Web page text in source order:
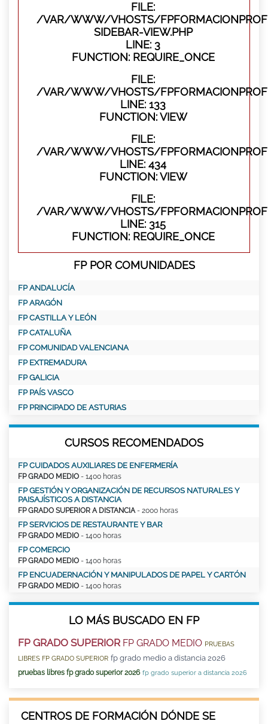
FILE:
/VAR/WWW/VHOSTS/
SIDEBAR-VIEW.PHP
LINE: 3
FUNCTION: REQUIRE_ONCE
FILE:
/VAR/WWW/VHOSTS/
LINE: 133
FUNCTION: VIEW
FILE:
/VAR/WWW/VHOSTS/
LINE: 434
FUNCTION: VIEW
FILE:
/VAR/WWW/VHOSTS/
LINE: 315
FUNCTION: REQUIRE_ONCE
FP POR COMUNIDADES
FP ANDALUCÍA
FP ARAGÓN
FP CASTILLA Y LEÓN
FP CATALUÑA
FP COMUNIDAD VALENCIANA
FP EXTREMADURA
FP GALICIA
FP PAÍS VASCO
FP PRINCIPADO DE ASTURIAS
CURSOS RECOMENDADOS
FP CUIDADOS AUXILIARES DE ENFERMERÍA
FP GRADO MEDIO - 1400 horas
FP GESTIÓN Y ORGANIZACIÓN DE RECURSOS NATURALES Y
PAISAJÍSTICOS A DISTANCIA
FP GRADO SUPERIOR A DISTANCIA- 2000 horas
FP SERVICIOS DE RESTAURANTE Y BAR
FP GRADO MEDIO - 1400 horas
FP COMERCIO
FP GRADO MEDIO - 1400 horas
FP ENCUADERNACIÓN Y MANIPULADOS DE PAPEL Y CARTÓN
FP GRADO MEDIO - 1400 horas
LO MÁS BUSCADO EN FP
FP GRADO SUPERIOR FP GRADO MEDIO PRUEBAS
LIBRES FP GRADO SUPERIOR fp grado medio a distancia 2026
pruebas libres fp grado superior 2026 fp grado superior a distancia 2026
CENTROS DE FORMACIÓN DÓNDE SE